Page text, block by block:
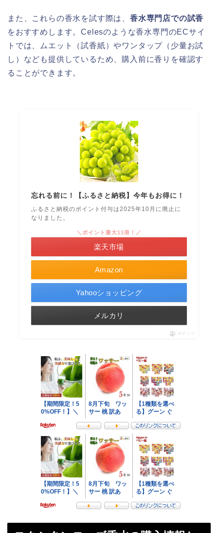
また、これらの香水を試す際は、 香水専門店での試香
をおすすめします。Celesのような香水専門のECサイ
トでは、ムエット（試香紙）やワンタップ（少量お試
し）なども提供しているため、購入前に香りを確認す
ることができます。
忘れる前に！【ふるさと納税】今年もお得に！
ふるさと納税のポイント付与は2025年10月に廃止に
なりました。
Amazon
＼ポイント最大11倍！／
楽天市場
Yahooショッピング
メルカリ
ポチップ